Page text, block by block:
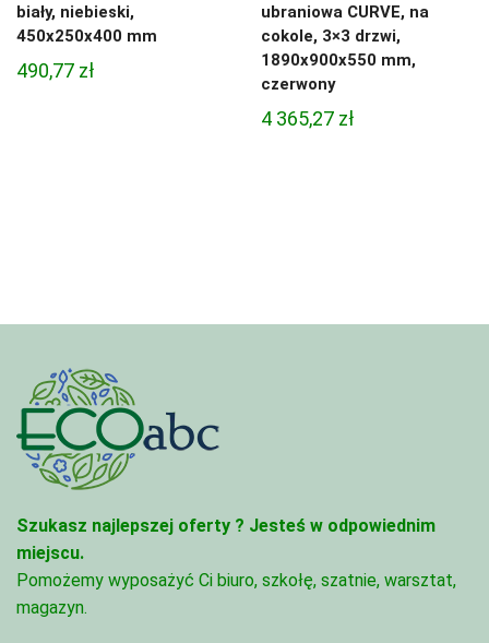
biały, niebieski,
450x250x400 mm
490,77 zł
ubraniowa CURVE, na
cokole, 3×3 drzwi,
1890x900x550 mm,
czerwony
4 365,27 zł
Szukasz najlepszej oferty ? Jesteś w odpowiednim
miejscu.
Pomożemy wyposażyć Ci biuro, szkołę, szatnie, warsztat,
magazyn.